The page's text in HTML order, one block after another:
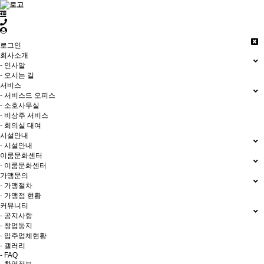
로그인
회사소개
- 인사말
- 오시는 길
서비스
- 서비스드 오피스
- 소호사무실
- 비상주 서비스
- 회의실 대여
시설안내
- 시설안내
이룸문화센터
- 이룸문화센터
가맹문의
- 가맹절차
- 가맹점 현황
커뮤니티
- 공지사항
- 창업둥지
- 입주업체현황
- 갤러리
- FAQ